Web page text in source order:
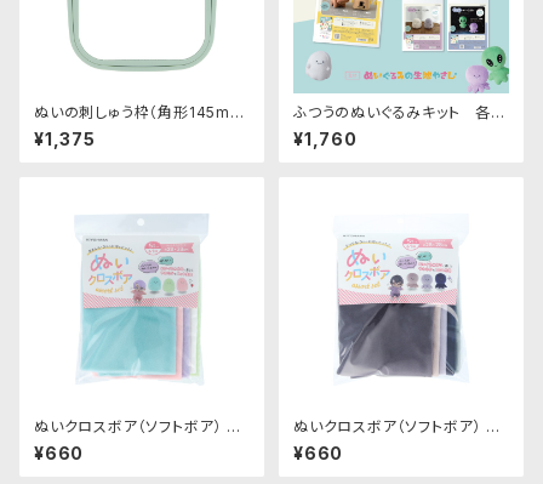
ぬいの刺しゅう枠（角形145mm
×165mm）｜清原株式会社
¥1,375
ふつうのぬいぐるみキット 各種
｜清原株式会社
¥1,760
ぬいクロスボア（ソフトボア） ア
ソートセット（パステルカラー）｜
清原株式会社
¥660
ぬいクロスボア（ソフトボア） ア
ソートセット（ニュアンスカラー）
｜清原株式会社
¥660